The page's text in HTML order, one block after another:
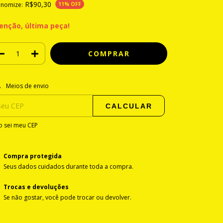
R$90,30 11% OFF
última peça!
para o CEP:
Meios de envio
CALCULAR
sei meu CEP
Compra protegida
Seus dados cuidados durante toda a compra.
Trocas e devoluções
Se não gostar, você pode trocar ou devolver.